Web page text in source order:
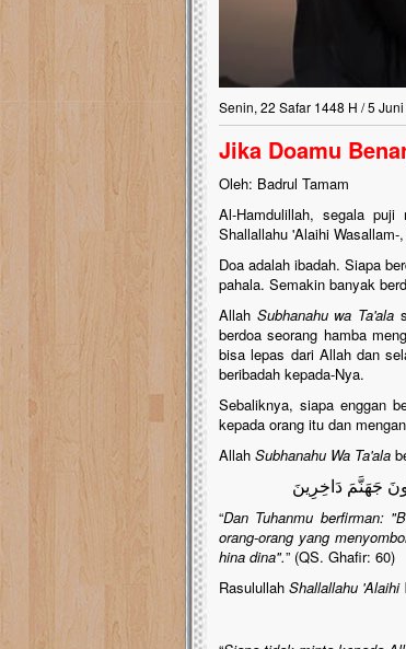
Senin, 22 Safar 1448 H / 5
Jika Doamu
Oleh: Badrul Tamam
Al-Hamdulillah, segala
Shallallahu 'Alaihi
Doa adalah ibadah. Siapa
pahala. Semakin banyak
Allah Subhanahu wa Ta'ala
berdoa seorang hamba
bisa lepas dari Allah dan
beribadah kepada-Nya.
Sebaliknya, siapa enggan
kepada orang itu dan
Allah Subhanahu Wa Ta'ala
جَهَنَّمَ دَاخِرِينَ
“Dan Tuhanmu berfirman:
orang-orang yang
hina dina".” (QS. Ghafir: 60)
Rasulullah Shallallahu 'Alaihi
pembuluh darah berukuran...
Nasib